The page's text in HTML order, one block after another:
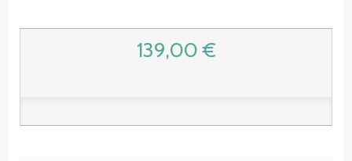
139,00 €